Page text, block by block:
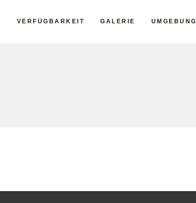
VERFÜGBARKEIT GALERIE UMGEBUNG